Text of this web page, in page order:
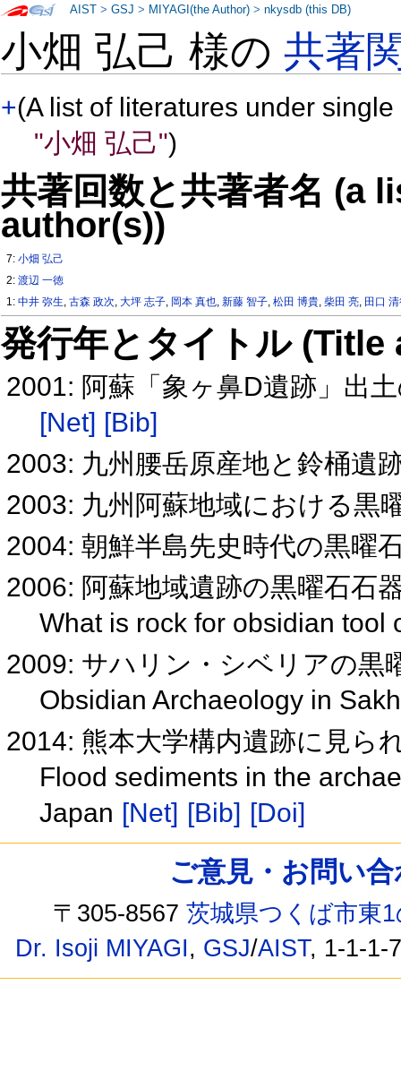
小畑 弘己 様の共著
+(A list of literatures under
"小畑 弘己")
共著回数と共著者名 (a
author(s))
7:小畑 弘己
2:渡辺 一徳
1:中井 弥生,古森 政次,大坪 志子, 岡本 真也,新藤 智子,松田 博貴,柴田 亮, 田口
発行年とタイトル
2001: 阿蘇「象ヶ鼻D遺跡」出
[Net] [Bib]
2003: 九州腰岳原産地と鈴桶遺
2003: 九州阿蘇地域における黒
2004: 朝鮮半島先史時代の黒曜
2006: 阿蘇地域遺跡の黒曜石石
What is rock for obsidian tool
2009: サハリン・シベリアの黒
Obsidian Archaeology in
2014: 熊本大学構内遺跡に見ら
Flood sediments in the
Japan [Net] [Bib] [Doi]
AIST >GSJ > MIYAGI(the Author) >nkysdb (this DB)
ご意見・お問い
〒305-8567茨城県つくば市東
Dr. Isoji MIYAGI, GSJ/AIST, 1-1-1-